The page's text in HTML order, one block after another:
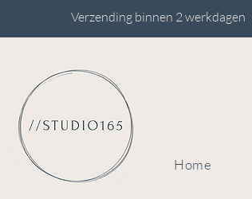
Verzending binnen 2
Home